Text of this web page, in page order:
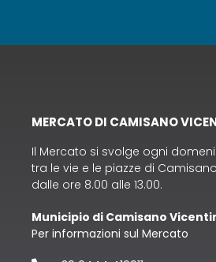
MERCATO DI CAMISANO
Il Mercato si svolge ogni
tra le vie e le piazze di
dalle ore 8.00 alle 13.00.
Municipio di Camisano
Per informazioni sul Mercato